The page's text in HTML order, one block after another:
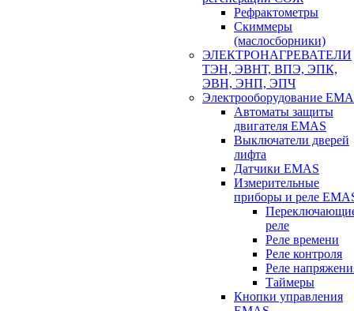
Рефрактометры
Скиммеры
(маслосборники)
ЭЛЕКТРОНАГРЕВАТЕЛИ
ТЭН, ЭВНТ, ВПЭ, ЭПК,
ЭВН, ЭНП, ЭПЧ
Электрооборудование
Автоматы защиты
двигателя EMAS
Выключатели дверей
лифта
Датчики EMAS
Измерительные
приборы и реле
реле
Реле времени
Реле контроля
Реле
Таймеры
Кнопки управления